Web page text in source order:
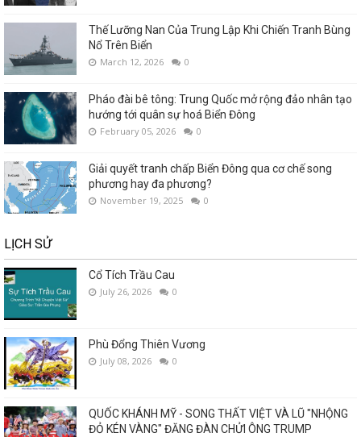
Thế Lưỡng Nan Của Trung Lập Khi Chiến Tranh Bùng
Nổ Trên Biển
March 12, 2026 0
Pháo đài bê tông: Trung Quốc mở rộng đảo nhân tạo
hướng tới quân sự hoá Biển Đông
February 05, 2026 0
Giải quyết tranh chấp Biển Đông qua cơ chế song
phương hay đa phương?
November 19, 2025 0
LỊCH SỬ
Cổ Tích Trầu Cau
July 26, 2026 0
Phù Đổng Thiên Vương
July 08, 2026 0
QUỐC KHÁNH MỸ - SONG THẤT VIỆT VÀ LŨ "NHỘNG
ĐỎ KÉN VÀNG" ĐĂNG ĐÀN CHỬI ÔNG TRUMP